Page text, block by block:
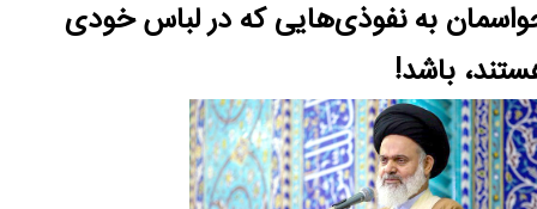
به نفوذی‌هایی که در لباس خودی
باشد!